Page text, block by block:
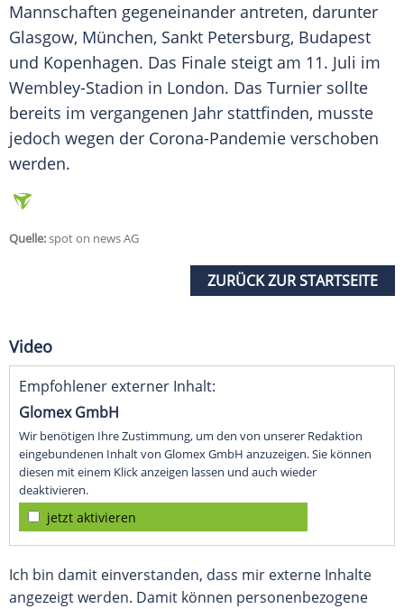
Mannschaften gegeneinander antreten, darunter
Glasgow, München, Sankt Petersburg, Budapest
und Kopenhagen. Das Finale steigt am 11. Juli im
Wembley-Stadion in London. Das Turnier sollte
bereits im vergangenen Jahr stattfinden, musste
jedoch wegen der Corona-Pandemie verschoben
werden.
Quelle:spot on news AG
ZURÜCK ZUR STARTSEITE
Video
Empfohlener externer Inhalt:
Glomex GmbH
Wir benötigen Ihre Zustimmung, um den von unserer Redaktion
eingebundenen Inhalt von Glomex GmbH anzuzeigen. Sie können
diesen mit einem Klick anzeigen lassen und auch wieder
deaktivieren.
jetzt aktivieren
Ich bin damit einverstanden, dass mir externe Inhalte
angezeigt werden. Damit können personenbezogene